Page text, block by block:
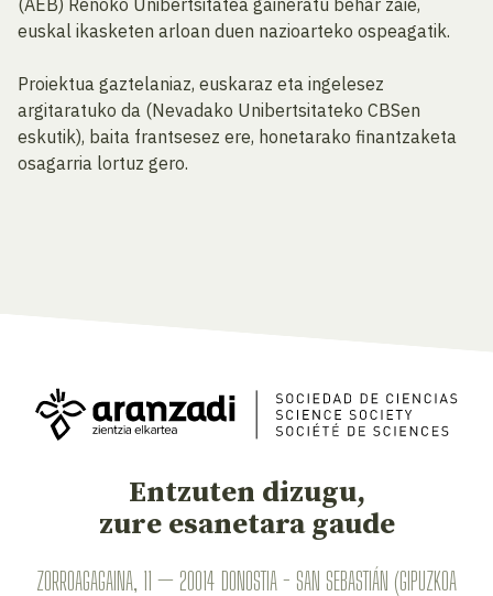
(AEB) Renoko Unibertsitatea gaineratu behar zaie,
euskal ikasketen arloan duen nazioarteko ospeagatik.
Proiektua gaztelaniaz, euskaraz eta ingelesez
argitaratuko da (Nevadako Unibertsitateko CBSen
eskutik), baita frantsesez ere, honetarako finantzaketa
osagarria lortuz gero.
Entzuten dizugu,
zure esanetara gaude
ZORROAGAGAINA, 11 — 20014 DONOSTIA - SAN SEBASTIÁN (GIPUZKOA